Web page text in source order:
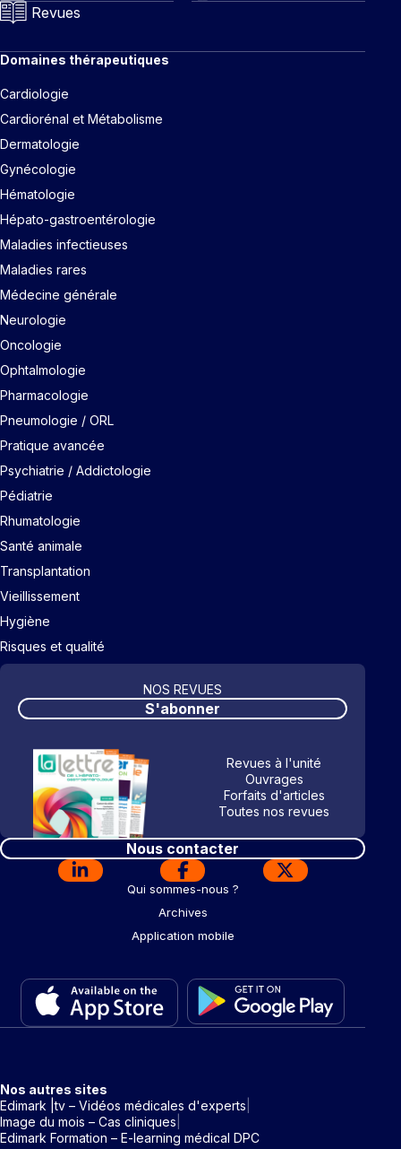
Revues
Domaines thérapeutiques
Cardiologie
Cardiorénal et Métabolisme
Dermatologie
Gynécologie
Hématologie
Hépato-gastroentérologie
Maladies infectieuses
Maladies rares
Médecine générale
Neurologie
Oncologie
Ophtalmologie
Pharmacologie
Pneumologie / ORL
Pratique avancée
Psychiatrie / Addictologie
Pédiatrie
Rhumatologie
Santé animale
Transplantation
Vieillissement
Hygiène
Risques et qualité
NOS REVUES
S'abonner
Revues à l'unité
Ouvrages
Forfaits d'articles
Toutes nos revues
Nous contacter
Qui sommes-nous ?
Archives
Application mobile
Nos autres sites
Edimark |tv – Vidéos médicales d'experts
Image du mois – Cas cliniques
Edimark Formation – E-learning médical DPC